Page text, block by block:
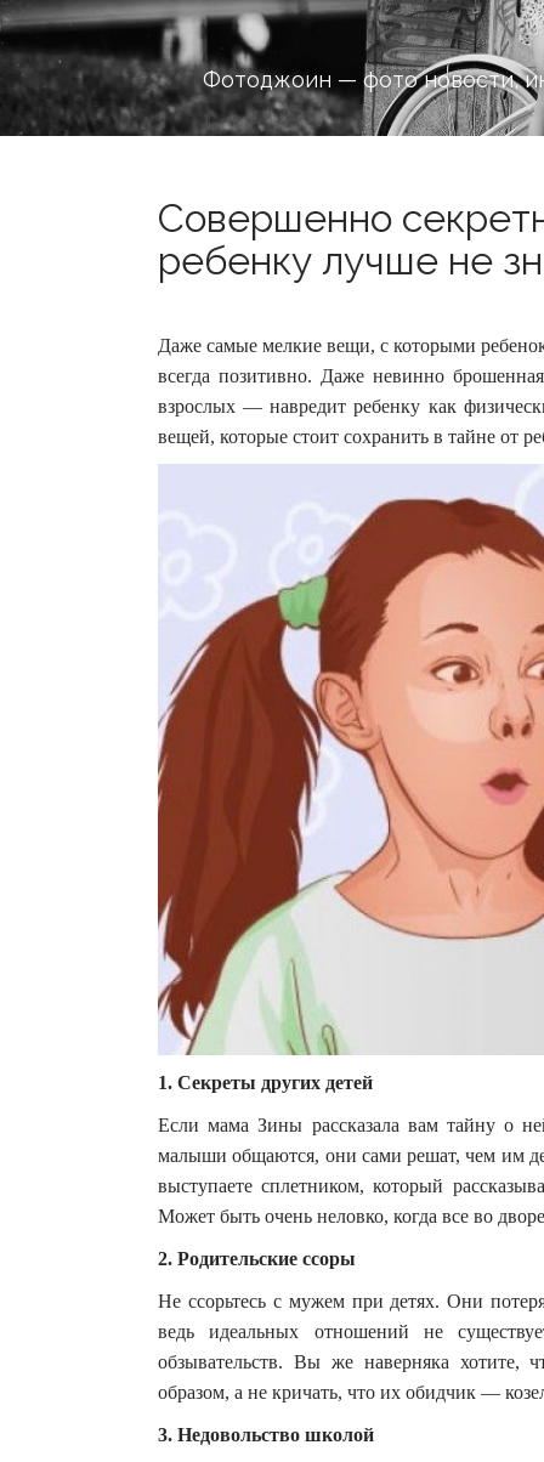
Фотоджоин — фото новости,
Совершенно
ребенку лучше не
Даже самые мелкие вещи, с которыми
всегда позитивно. Даже невинно
взрослых — навредит ребенку как
вещей, которые стоит сохранить в тайне от
1. Секреты других детей
Если мама Зины рассказала вам тайну о
малыши общаются, они сами решат, чем им
выступаете сплетником, который
Может быть очень неловко, когда все во
2. Родительские ссоры
Не ссорьтесь с мужем при детях. Они
ведь идеальных отношений не
обзывательств. Вы же наверняка хотите,
образом, а не кричать, что их обидчик —
3. Недовольство школой